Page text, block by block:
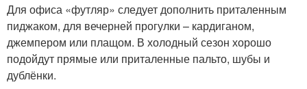
Для офиса «футляр» следует дополнить приталенным
пиджаком, для вечерней прогулки – кардиганом,
джемпером или плащом. В холодный сезон хорошо
подойдут прямые или приталенные пальто, шубы и
дублёнки.